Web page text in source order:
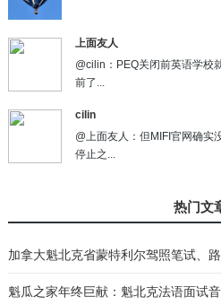
上面友人
@cilin：PEQ关闭前英语学校
前了...
cilin
@上面友人：但MIFI官网确实
停止之...
热门文
加拿大魁北克省蒙特利尔驾照笔试、
魁瓜之家年终巨献：魁北克法语面试